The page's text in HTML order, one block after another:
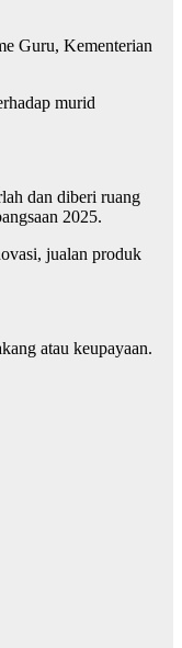
Guru, Kementerian
murid
dan diberi ruang
2025.
jualan produk
atau keupayaan.